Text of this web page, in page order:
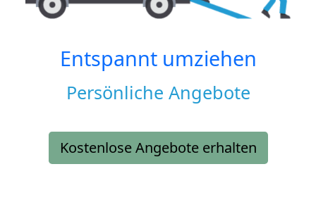
Entspannt umziehen
Persönliche Angebote
Kostenlose Angebote erhalten